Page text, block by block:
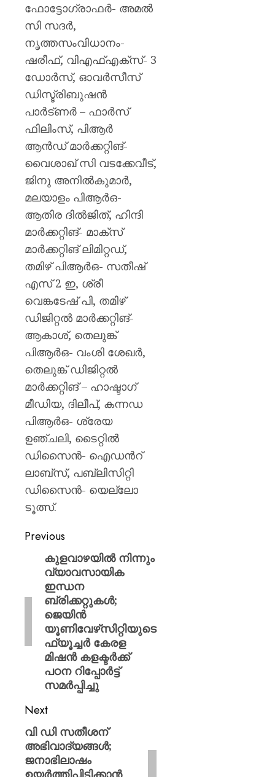
ഫോട്ടോഗ്രാഫർ- അമൽ
സി സദർ,
നൃത്തസംവിധാനം-
ഷരീഫ്, വിഎഫ്എക്സ്- 3
ഡോർസ്, ഓവർസീസ്
ഡിസ്ട്രിബുഷൻ
പാർട്ണർ – ഫാർസ്
ഫിലിംസ്, പിആർ
ആൻഡ് മാർക്കറ്റിങ്-
വൈശാഖ് സി വടക്കേവീട്,
ജിനു അനിൽകുമാർ,
മലയാളം പിആർഒ-
ആതിര ദിൽജിത്, ഹിന്ദി
മാർക്കറ്റിങ്- മാക്സ്
മാർക്കറ്റിങ് ലിമിറ്റഡ്,
തമിഴ് പിആർഒ- സതീഷ്
എസ് 2 ഇ, ശ്രീ
വെങ്കടേഷ് പി, തമിഴ്
ഡിജിറ്റൽ മാർക്കറ്റിങ്-
ആകാശ്, തെലുങ്ക്
പിആർഒ- വംശി ശേഖർ,
തെലുങ്ക് ഡിജിറ്റൽ
മാർക്കറ്റിങ് – ഹാഷ്ടാഗ്
മീഡിയ, ദിലീപ്, കന്നഡ
പിആർഒ- ശ്രേയ
ഉഞ്ചലി, ടൈറ്റിൽ
ഡിസൈൻ- ഐഡൻറ്
ലാബ്സ്, പബ്ലിസിറ്റി
ഡിസൈൻ- യെല്ലോ
ടൂത്സ്.
Previous
കുളവാഴയില്‍ നിന്നും
വ്യാവസായിക
ഇന്ധന
ബ്രിക്കറ്റുകൾ;
ജെയിന്‍
യൂണിവേഴ്‌സിറ്റിയുടെ
ഫ്യൂച്ചര്‍ കേരള
മിഷന്‍ കളക്ടര്‍ക്ക്
പഠന റിപ്പോര്‍ട്ട്
സമര്‍പ്പിച്ചു
Next
വി ഡി സതീശന്
അഭിവാദ്യങ്ങൾ;
ജനാഭിലാഷം
ഉയർത്തിപ്പിടിക്കാൻ